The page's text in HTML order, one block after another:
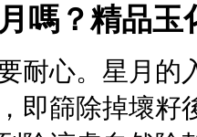
嗎？精品玉
耐心。星月的
即篩除掉壞籽